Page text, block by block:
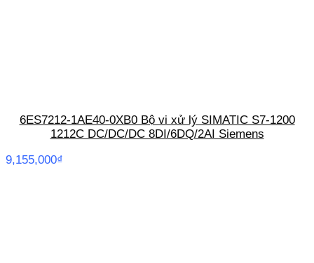
6ES7212-1AE40-0XB0 Bộ vi xử lý SIMATIC S7-1200
1212C DC/DC/DC 8DI/6DQ/2AI Siemens
9,155,000₫